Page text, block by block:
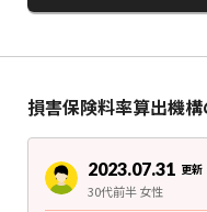
損害保険料率算出機
2023.07.31 更新
30代前半 女性